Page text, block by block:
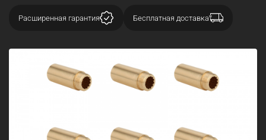
Расширенная гарантия Бесплатная доставка